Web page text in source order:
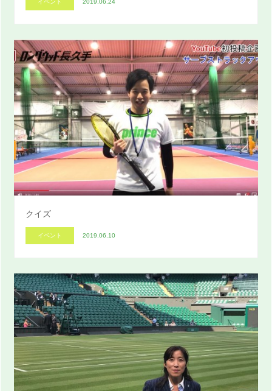
クイズ
イベント 2019.06.10